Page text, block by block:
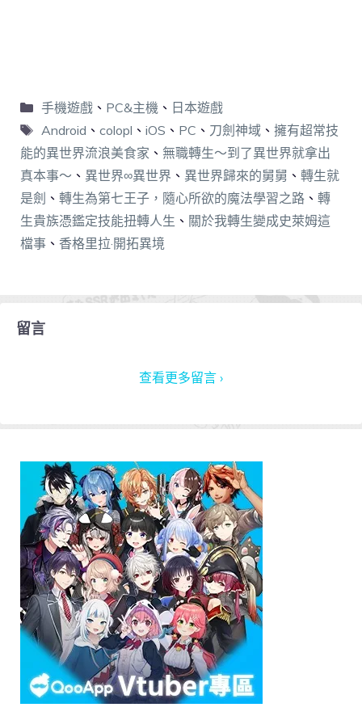
手機遊戲、 PC&主機、 日本遊戲
Android 、 colopl 、 iOS 、 PC 、 刀劍神域、 擁有超常技
能的異世界流浪美食家 、 無職轉生～到了異世界就拿出
真本事～ 、 異世界∞異世界 、 異世界歸來的舅舅 、 轉生就
是劍 、 轉生為第七王子，隨心所欲的魔法學習之路 、 轉
生貴族憑鑑定技能扭轉人生 、 關於我轉生變成史萊姆這
檔事 、 香格里拉·開拓異境
留言
查看更多留言 ›